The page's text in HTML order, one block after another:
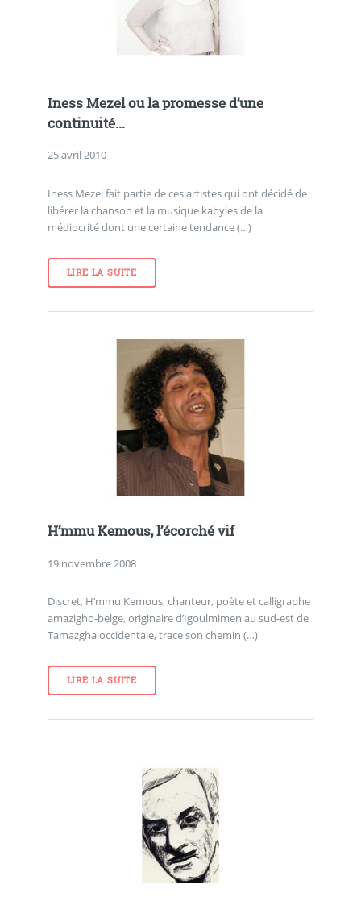
Iness Mezel ou la promesse d’une
continuité...
25 avril 2010
Iness Mezel fait partie de ces artistes qui ont décidé de
libérer la chanson et la musique kabyles de la
médiocrité dont une certaine tendance (…)
LIRE LA SUITE
H’mmu Kemous, l’écorché vif
19 novembre 2008
Discret, H’mmu Kemous, chanteur, poète et calligraphe
amazigho-belge, originaire d’Igoulmimen au sud-est de
Tamazgha occidentale, trace son chemin (…)
LIRE LA SUITE